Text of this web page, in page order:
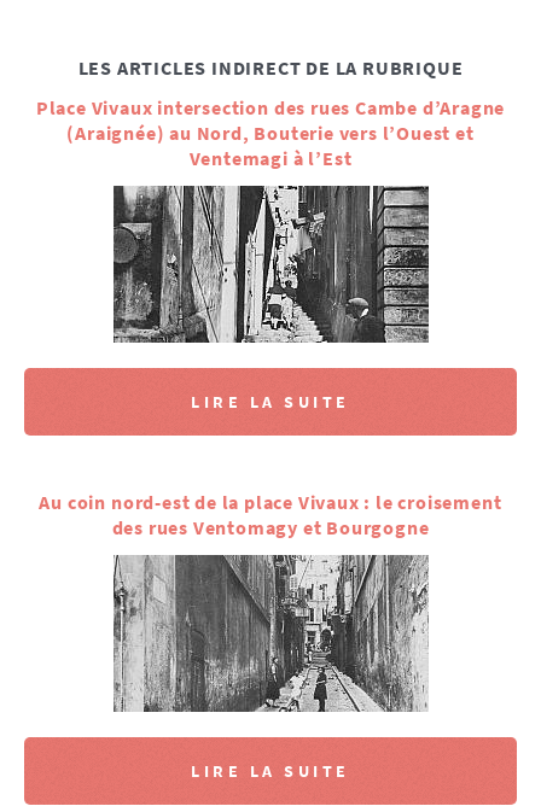
LES ARTICLES INDIRECT DE LA RUBRIQUE
Place Vivaux intersection des rues Cambe d’Aragne
(Araignée) au Nord, Bouterie vers l’Ouest et
Ventemagi à l’Est
LIRE LA SUITE
Au coin nord-est de la place Vivaux : le croisement
des rues Ventomagy et Bourgogne
LIRE LA SUITE